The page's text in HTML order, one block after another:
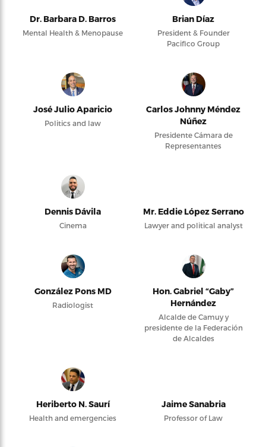
Dr. Barbara D. Barros
Mental Health & Menopause
Brian Díaz
President & Founder
Pacifico Group
José Julio Aparicio
Politics and law
Carlos Johnny Méndez
Núñez
Presidente Cámara de
Representantes
Dennis Dávila
Cinema
Mr. Eddie López Serrano
Lawyer and political analyst
González Pons MD
Radiologist
Hon. Gabriel “Gaby”
Hernández
Alcalde de Camuy y
presidente de la Federación
de Alcaldes
Heriberto N. Saurí
Health and emergencies
Jaime Sanabria
Professor of Law